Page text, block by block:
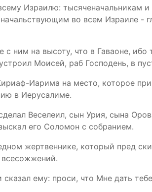
Израилю: тысяченачальникам и
во всем Израиле -
ним на высоту, что в Гаваоне, ибо
Моисей, раб Господень, в
Иарима на место, которое
в Иерусалиме.
Веселеил, сын Урия, сына
его Соломон с собранием.
жертвеннике, который пред
ему: проси, что Мне дать